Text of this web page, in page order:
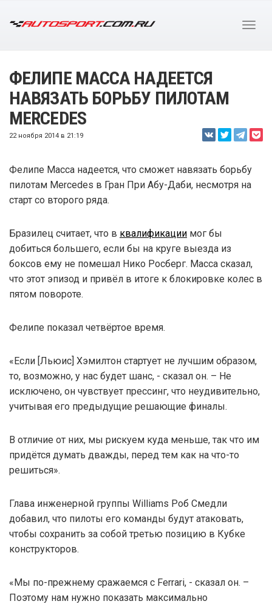
ФЕЛИПЕ МАССА НАДЕЕТСЯ
НАВЯЗАТЬ БОРЬБУ ПИЛОТАМ
MERCEDES
22 ноября 2014 в 21:19
Фелипе Масса надеется, что сможет навязать борьбу
пилотам Mercedes в Гран При Абу-Даби, несмотря на
старт со второго ряда.
Бразилец считает, что в квалификации мог бы
добиться большего, если бы на круге выезда из
боксов ему не помешал Нико Росберг. Масса сказал,
что этот эпизод и привёл в итоге к блокировке колес в
пятом повороте.
Фелипе показал четвёртое время.
«Если [Льюис] Хэмилтон стартует не лучшим образом,
то, возможно, у нас будет шанс, - сказал он. – Не
исключено, он чувствует прессинг, что неудивительно,
учитывая его предыдущие решающие финалы.
В отличие от них, мы рискуем куда меньше, так что им
придётся думать дважды, перед тем как на что-то
решиться».
Глава инженерной группы Williams Роб Смедли
добавил, что пилоты его команды будут атаковать,
чтобы сохранить за собой третью позицию в Кубке
конструкторов.
«Мы по-прежнему сражаемся с Ferrari, - сказал он. –
Поэтому нам нужно показать максимально